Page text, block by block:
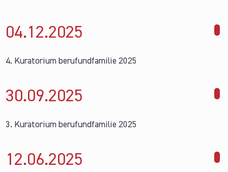
04.12.2025
4. Kuratorium berufundfamilie 2025
30.09.2025
3. Kuratorium berufundfamilie 2025
12.06.2025